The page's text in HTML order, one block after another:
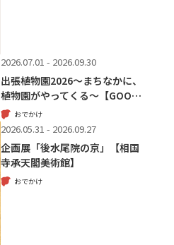
2026.07.01 - 2026.09.30
出張植物園2026～まちなかに、
植物園がやってくる～【GOO…
おでかけ
2026.05.31 - 2026.09.27
企画展「後水尾院の京」【相国
寺承天閣美術館】
おでかけ